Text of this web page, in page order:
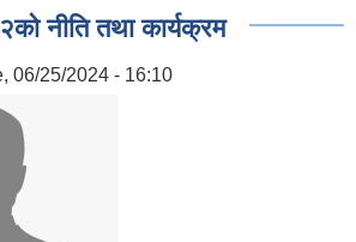
नीति तथा कार्यक्रम
06/25/2024 - 16:10